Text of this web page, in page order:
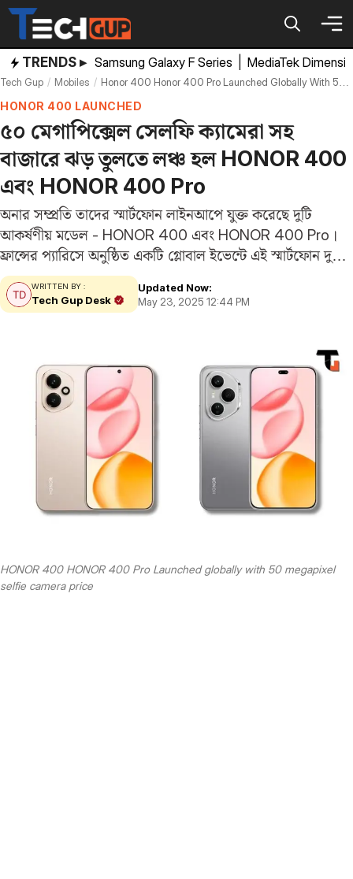
Skip
content
TRENDS ▸ Samsung Galaxy F Series MediaTek
Tech Gup Mobiles Honor 400 Honor 400 Pro Launched Globally With 50 Megapixel Selfie Camera Price
HONOR 400 LAUNCHED
৫০ মেগাপিক্সেল সেলফি ক্যামেরা সহ
বাজারে ঝড় তুলতে লঞ্চ হল HONOR 400
এবং HONOR 400 Pro
অনার সম্প্রতি তাদের স্মার্টফোন লাইনআপে যুক্ত করেছে দুটি
আকর্ষণীয় মডেল - HONOR 400 এবং HONOR 400 Pro।
ফ্রান্সের প্যারিসে অনুষ্ঠিত একটি গ্লোবাল ইভেন্টে এই স্মার্টফোন দুটি
লঞ্চ করা হয়েছে। দুটি ফোনই প্রিমিয়াম রেঞ্জে এসেছে। উভয়
ডিভাইসে OLED ডিসপ্লে, স্ন্যাপড্রাগন প্রসেসর,…
WRITTEN BY :
Tech Gup Desk
Updated Now:
May 23, 2025 12:44 PM
HONOR 400 HONOR 400 Pro Launched globally with 50 megapixel
selfie camera price